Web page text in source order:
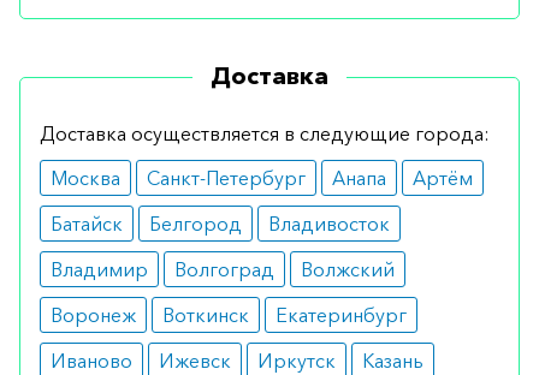
инфицировании ран и ожогов.
Противопоказания
противопоказаний. Не использовать лекарство
при нарушениях нервной системы и аллергии на
компоненты.
Побочные эффекты
В целом переносится хорошо. Изредка
пациенты сталкиваются с головокружением,
Доставка
Доставка осуществляется в следующие города:
Москва
Санкт-Петербург Анапа
Артём
Батайск
Белгород
Владивосток
Владимир
Волгоград
Волжский
Воронеж
Воткинск
Екатеринбург
Иваново
Ижевск Иркутск
Казань